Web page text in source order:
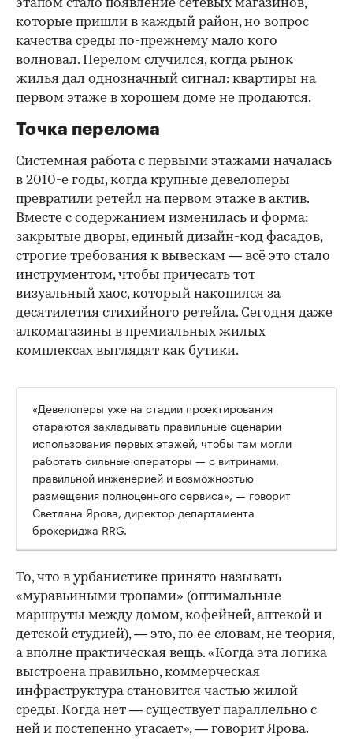
этапом стало появление сетевых магазинов,
которые пришли в каждый район, но вопрос
качества среды по-прежнему мало кого
волновал. Перелом случился, когда рынок
жилья дал однозначный сигнал: квартиры на
первом этаже в хорошем доме не продаются.
Точка перелома
Системная работа с первыми этажами началась
в 2010-е годы, когда крупные девелоперы
превратили ретейл на первом этаже в актив.
Вместе с содержанием изменилась и форма:
закрытые дворы, единый дизайн-код фасадов,
строгие требования к вывескам — всё это стало
инструментом, чтобы причесать тот
визуальный хаос, который накопился за
десятилетия стихийного ретейла. Сегодня даже
алкомагазины в премиальных жилых
комплексах выглядят как бутики.
00:00
«Девелоперы уже на стадии проектирования
стараются закладывать правильные сценарии
использования первых этажей, чтобы там могли
работать сильные операторы — с витринами,
правильной инженерией и возможностью
размещения полноценного сервиса», — говорит
Светлана Ярова, директор департамента
брокериджа RRG.
То, что в урбанистике принято называть
«муравьиными тропами» (оптимальные
маршруты между домом, кофейней, аптекой и
детской студией), — это, по ее словам, не теория,
а вполне практическая вещь. «Когда эта логика
выстроена правильно, коммерческая
инфраструктура становится частью жилой
среды. Когда нет — существует параллельно с
ней и постепенно угасает», — говорит Ярова.